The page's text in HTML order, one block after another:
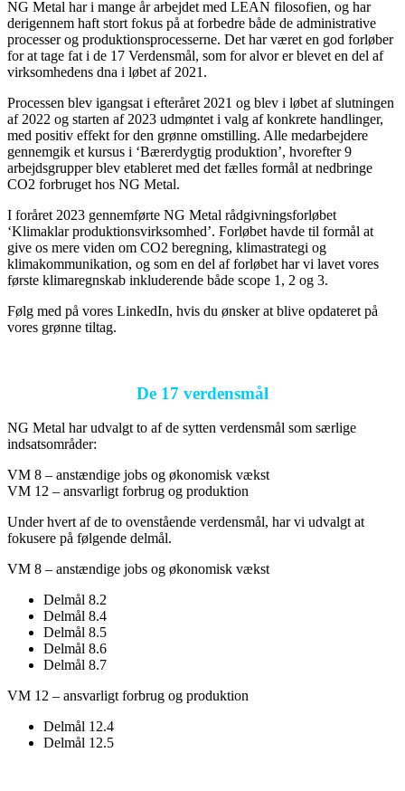
NG Metal har i mange år arbejdet med LEAN filosofien, og har
derigennem haft stort fokus på at forbedre både de administrative
processer og produktionsprocesserne. Det har været en god forløber
for at tage fat i de 17 Verdensmål, som for alvor er blevet en del af
virksomhedens dna i løbet af 2021.
Processen blev igangsat i efteråret 2021 og blev i løbet af slutningen
af 2022 og starten af 2023 udmøntet i valg af konkrete handlinger,
med positiv effekt for den grønne omstilling. Alle medarbejdere
gennemgik et kursus i ‘Bærerdygtig produktion’, hvorefter 9
arbejdsgrupper blev etableret med det fælles formål at nedbringe
CO2 forbruget hos NG Metal.
I foråret 2023 gennemførte NG Metal rådgivningsforløbet
‘Klimaklar produktionsvirksomhed’. Forløbet havde til formål at
give os mere viden om CO2 beregning, klimastrategi og
klimakommunikation, og som en del af forløbet har vi lavet vores
første klimaregnskab inkluderende både scope 1, 2 og 3.
Følg med på vores LinkedIn, hvis du ønsker at blive opdateret på
vores grønne tiltag.
De 17 verdensmål
NG Metal har udvalgt to af de sytten verdensmål som særlige
indsatsområder:
VM 8 – anstændige jobs og økonomisk vækst
VM 12 – ansvarligt forbrug og produktion
Under hvert af de to ovenstående verdensmål, har vi udvalgt at
fokusere på følgende delmål.
VM 8 – anstændige jobs og økonomisk vækst
Delmål 8.2
Delmål 8.4
Delmål 8.5
Delmål 8.6
Delmål 8.7
VM 12 – ansvarligt forbrug og produktion
Delmål 12.4
Delmål 12.5